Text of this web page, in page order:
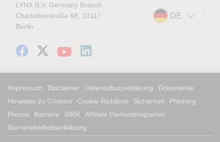
LYNX B.V. Germany Branch
Charlottenstraße 68, 10117
Berlin
DE
Impressum Disclaimer Datenschutzerklärung
Dokumente
Hinweise zu Cookies
Cookie Richtlinie Sicherheit
Phishing
Presse
Karriere IBKR
Affiliate Partnerprogramm
Barrierefreiheitserklärung